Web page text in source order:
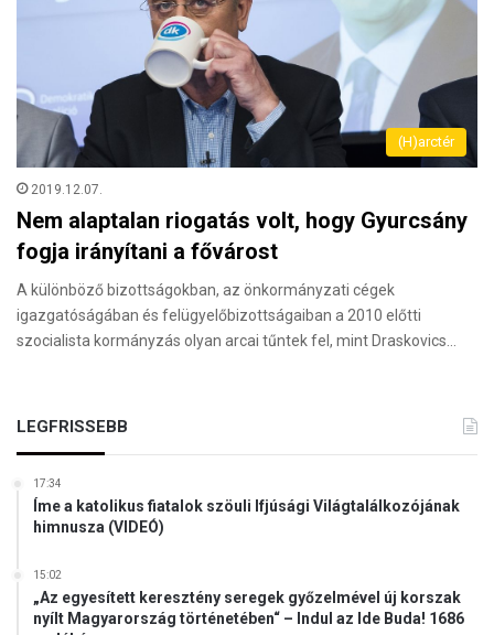
(H)arctér
2019.12.07.
Nem alaptalan riogatás volt, hogy Gyurcsány
fogja irányítani a fővárost
A különböző bizottságokban, az önkormányzati cégek
igazgatóságában és felügyelőbizottságaiban a 2010 előtti
szocialista kormányzás olyan arcai tűntek fel, mint Draskovics…
LEGFRISSEBB
17:34
Íme a katolikus fiatalok szöuli Ifjúsági Világtalálkozójának
himnusza (VIDEÓ)
15:02
„Az egyesített keresztény seregek győzelmével új korszak
nyílt Magyarország történetében“ – Indul az Ide Buda! 1686